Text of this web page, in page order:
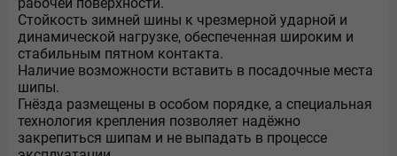
Стойкость зимней шины к чрезмерной ударной и
динамической нагрузке, обеспеченная широким и
стабильным пятном контакта.
Наличие возможности вставить в посадочные места
шипы.
Гнёзда размещены в особом порядке, а специальная
технология крепления позволяет надёжно
закрепиться шипам и не выпадать в процессе